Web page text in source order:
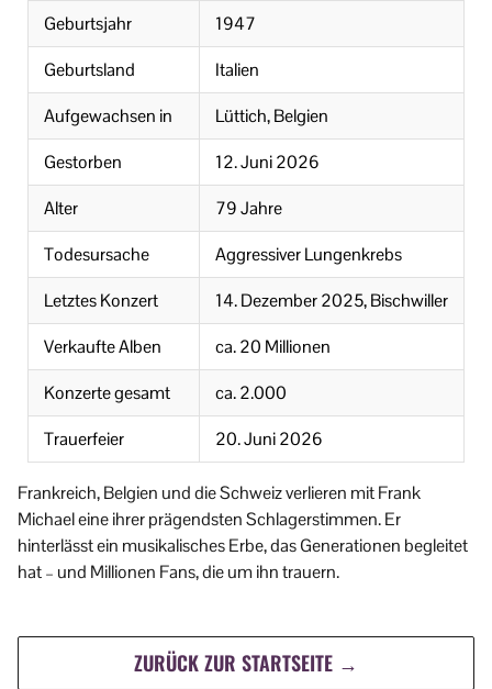
Geburtsjahr
1947
Geburtsland
Italien
Aufgewachsen in
Lüttich, Belgien
Gestorben
12. Juni 2026
Alter
79 Jahre
Todesursache
Aggressiver Lungenkrebs
Letztes Konzert
14. Dezember 2025, Bischwiller
Verkaufte Alben
ca. 20 Millionen
Konzerte gesamt
ca. 2.000
Trauerfeier
20. Juni 2026
Frankreich, Belgien und die Schweiz verlieren mit Frank
Michael eine ihrer prägendsten Schlagerstimmen. Er
hinterlässt ein musikalisches Erbe, das Generationen begleitet
hat – und Millionen Fans, die um ihn trauern.
ZURÜCK ZUR STARTSEITE →